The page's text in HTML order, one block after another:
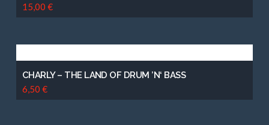
15,00 €
CHARLY – THE LAND OF DRUM ’N‘ BASS
6,50 €